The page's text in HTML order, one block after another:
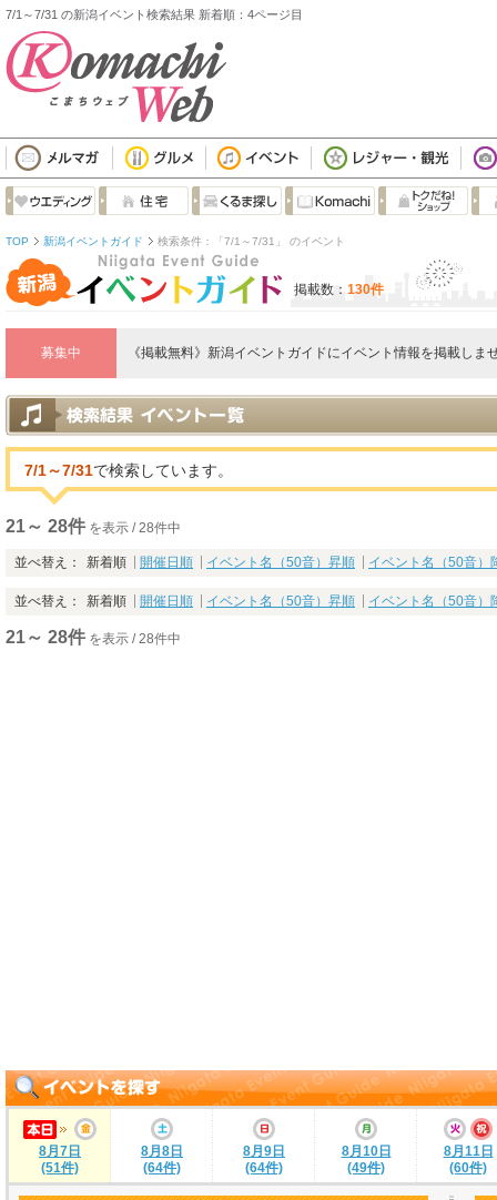
7/1～7/31 の新潟イベント検索結果 新着順：4ページ目
TOP 新潟イベントガイド 検索条件：「7/1～7/31」 のイベント
掲載数： 130件
募集中 《掲載無料》新潟イベントガイドにイベント情報を掲載しま
7/1～7/31で検索しています。
21～ 28件 を表示 / 28件中
並べ替え： 新着順 開催日順 イベント名（50音）昇順 イベント名（50音）
並べ替え： 新着順 開催日順 イベント名（50音）昇順 イベント名（50音）
21～ 28件 を表示 / 28件中
8月7日
(51件)
8月8日
(64件)
8月9日
(64件)
8月10日
(49件)
8月11日
(60件)